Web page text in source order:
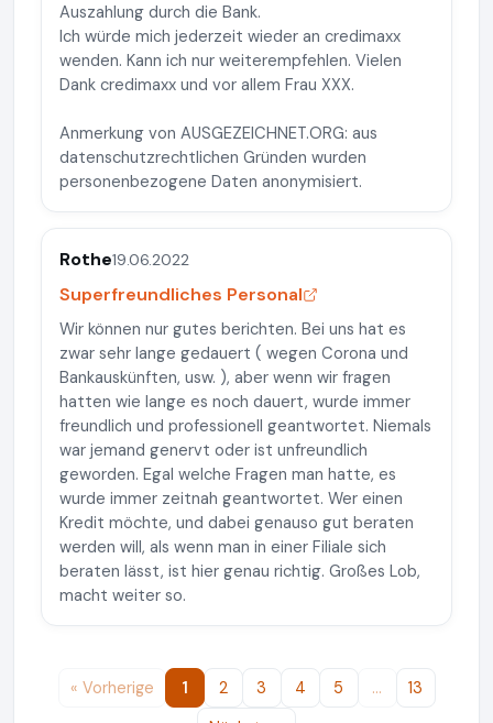
Auszahlung durch die Bank.
Ich würde mich jederzeit wieder an credimaxx
wenden. Kann ich nur weiterempfehlen. Vielen
Dank credimaxx und vor allem Frau XXX.
Anmerkung von AUSGEZEICHNET.ORG: aus
datenschutzrechtlichen Gründen wurden
personenbezogene Daten anonymisiert.
Rothe19.06.2022
Superfreundliches Personal
Wir können nur gutes berichten. Bei uns hat es
zwar sehr lange gedauert ( wegen Corona und
Bankauskünften, usw. ), aber wenn wir fragen
hatten wie lange es noch dauert, wurde immer
freundlich und professionell geantwortet. Niemals
war jemand genervt oder ist unfreundlich
geworden. Egal welche Fragen man hatte, es
wurde immer zeitnah geantwortet. Wer einen
Kredit möchte, und dabei genauso gut beraten
werden will, als wenn man in einer Filiale sich
beraten lässt, ist hier genau richtig. Großes Lob,
macht weiter so.
« Vorherige 1 2 3 4 5 …
13